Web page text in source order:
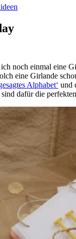
noch einmal eine
eine Girlande
Alphabet‘ und
sind dafür die